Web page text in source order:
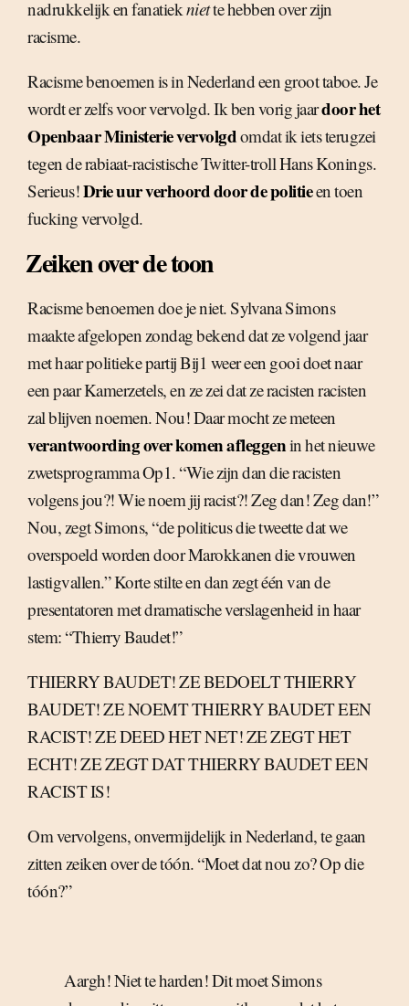
nadrukkelijk en fanatiekniette hebben over zijn
racisme.
Racisme benoemen is in Nederland een groot taboe. Je
wordt er zelfs voor vervolgd. Ik ben vorig jaardoor het
Openbaar Ministerie vervolgdomdat ik iets terugzei
tegen de rabiaat-racistische Twitter-troll Hans Konings.
Serieus!Drie uur verhoord door de politieen toen
fucking vervolgd.
Zeiken over de toon
Racisme benoemen doe je niet. Sylvana Simons
maakte afgelopen zondag bekend dat ze volgend jaar
met haar politieke partij Bij1 weer een gooi doet naar
een paar Kamerzetels, en ze zei dat ze racisten racisten
zal blijven noemen. Nou! Daar mocht ze meteen
verantwoording over komen afleggenin het nieuwe
zwetsprogramma Op1. “Wie zijn dan die racisten
volgens jou?! Wie noem jij racist?! Zeg dan! Zeg dan!”
Nou, zegt Simons, “de politicus die tweette dat we
overspoeld worden door Marokkanen die vrouwen
lastigvallen.” Korte stilte en dan zegt één van de
presentatoren met dramatische verslagenheid in haar
stem: “Thierry Baudet!”
THIERRY BAUDET! ZE BEDOELT THIERRY
BAUDET! ZE NOEMT THIERRY BAUDET EEN
RACIST! ZE DEED HET NET! ZE ZEGT HET
ECHT! ZE ZEGT DAT THIERRY BAUDET EEN
RACIST IS!
Om vervolgens, onvermijdelijk in Nederland, te gaan
zitten zeiken over de tóón. “Moet dat nou zo? Op die
tóón?”
Aargh! Niet te harden! Dit moet Simons